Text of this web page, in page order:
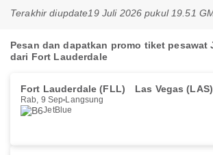
Terakhir diupdate19 Juli 2026 pukul 19.51
Pesan dan dapatkan promo tiket pesawat
dari Fort Lauderdale
Fort Lauderdale (FLL) Las Vegas (LAS)
Rab, 9 Sep Langsung
JetBlue